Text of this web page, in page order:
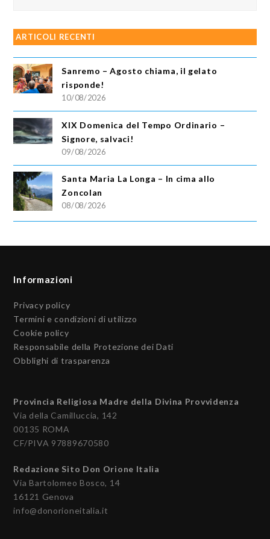
ARTICOLI RECENTI
Sanremo – Agosto chiama, il gelato
risponde!
10/08/2026
XIX Domenica del Tempo Ordinario –
Signore, salvaci!
09/08/2026
Santa Maria La Longa – In cima allo
Zoncolan
08/08/2026
Informazioni
Privacy policy
Termini e condizioni di utilizzo
Cookie policy
Responsabile della Protezione dei Dati
Obblighi di trasparenza
Provincia Religiosa Madre della Divina Provvidenza
Via della Camilluccia, 142
00135 ROMA
CF/PIVA 97889670580
Redazione Sito Don Orione Italia
Via Bartolomeo Bosco, 14
16121 Genova
info@donorioneitalia.it